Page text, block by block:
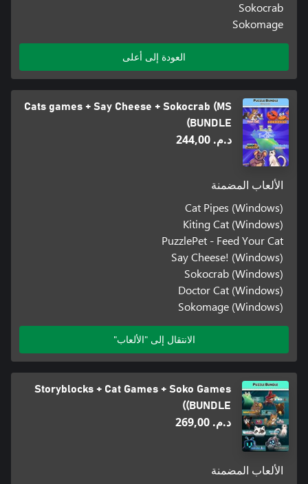
Sokocrab
Sokomage
العودة إلى أعلى
Cats games + Say Cheese + Sokocrab (MS
BUNDLE)
د.م.‏ 244,00
الألعاب المضمنة
Cat Pipes (Windows)
Kiting Cat (Windows)
PuzzlePet - Feed Your Cat
Say Cheese! (Windows)
Sokocrab (Windows)
Doctor Cat (Windows)
Sokomage (Windows)
الانتقال إلى "الألعاب"
Storyblocks + Cat Games + Soko Games
(BUNDLE)
د.م.‏ 269,00
الألعاب المضمنة